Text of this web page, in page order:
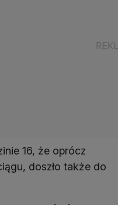
16, że oprócz
doszło także do